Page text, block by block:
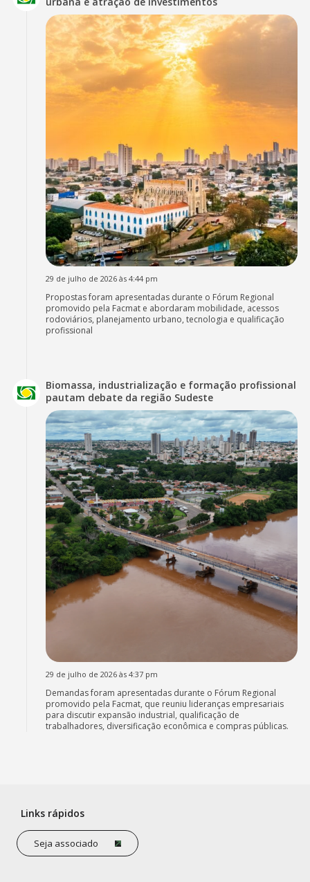
29 de julho de 2026 às 4:44 pm
Propostas foram apresentadas durante o Fórum Regional
promovido pela Facmat e abordaram mobilidade, acessos
rodoviários, planejamento urbano, tecnologia e qualificação
profissional
Biomassa, industrialização e formação profissional
pautam debate da região Sudeste
29 de julho de 2026 às 4:37 pm
Demandas foram apresentadas durante o Fórum Regional
promovido pela Facmat, que reuniu lideranças empresariais
para discutir expansão industrial, qualificação de
trabalhadores, diversificação econômica e compras públicas.
Links rápidos
Seja associado